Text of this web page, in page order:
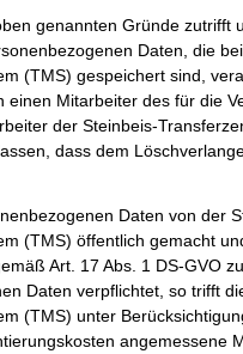
genannten Gründe zutrifft
Daten, die
(TMS) gespeichert sind,
einen Mitarbeiter des für die
der Steinbeis-
dass dem
Daten von der
(TMS) öffentlich gemacht
Art. 17 Abs. 1 DS-GVO
Daten verpflichtet, so trifft
(TMS) unter
angemessene